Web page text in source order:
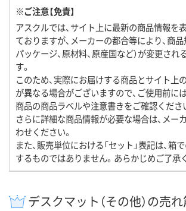
※ご注意【免責】
アスクルでは、サイト上に最新の商品情報を
ておりますが、メーカーの都合等により、商品
パッケージ、原材料、原産国など）が変更され
す。
このため、実際にお届けする商品とサイト上
が異なる場合がございますので、ご使用前に
商品の商品ラベルや注意書きをご確認くださ
さらに詳細な商品情報が必要な場合は、メー
わせください。
また、販売単位における「セット」表記は、箱
するものではありません。あらかじめご了承
デスクマット（その他）の売